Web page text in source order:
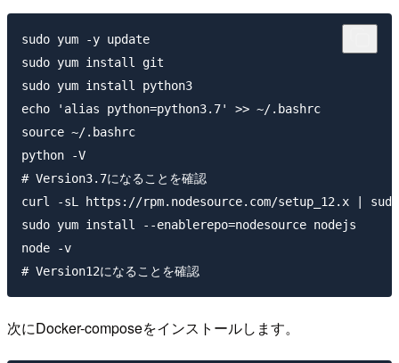
sudo yum -y update
sudo yum install git
sudo yum install python3
echo 'alias python=python3.7' >> ~/.bashrc
source ~/.bashrc
python -V
# Version3.7になることを確認
curl -sL https://rpm.nodesource.com/setup_12.x |
sudo yum install --enablerepo=nodesource nodejs
node -v
次にDocker-composeをインストールします。